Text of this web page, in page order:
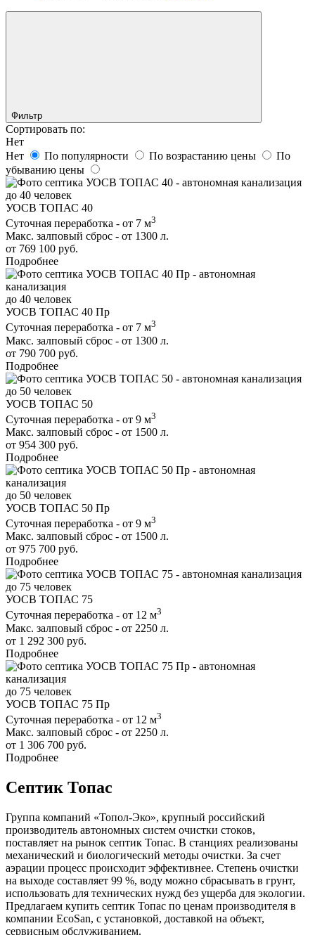
Фильтр
Сортировать по:
Нет
Нет
По популярности По возрастанию цены
По
убыванию цены
до 40 человек
УОСВ ТОПАС 40
Суточная переработка - от 7 м3
Макс. залповый сброс - от 1300 л.
от 769 100 руб.
Подробнее
до 40 человек
УОСВ ТОПАС 40 Пр
Суточная переработка - от 7 м3
Макс. залповый сброс - от 1300 л.
от 790 700 руб.
Подробнее
до 50 человек
УОСВ ТОПАС 50
Суточная переработка - от 9 м3
Макс. залповый сброс - от 1500 л.
от 954 300 руб.
Подробнее
до 50 человек
УОСВ ТОПАС 50 Пр
Суточная переработка - от 9 м3
Макс. залповый сброс - от 1500 л.
от 975 700 руб.
Подробнее
до 75 человек
УОСВ ТОПАС 75
Суточная переработка - от 12 м3
Макс. залповый сброс - от 2250 л.
от 1 292 300 руб.
Подробнее
до 75 человек
УОСВ ТОПАС 75 Пр
Суточная переработка - от 12 м3
Макс. залповый сброс - от 2250 л.
от 1 306 700 руб.
Подробнее
Септик Топас
Группа компаний «Топол-Эко», крупный российский
производитель автономных систем очистки стоков,
поставляет на рынок септик Топас. В станциях реализованы
механический и биологический методы очистки. За счет
аэрации процесс происходит эффективнее. Степень очистки
на выходе составляет 99 %, воду можно сбрасывать в грунт,
использовать для технических нужд без ущерба для экологии.
Предлагаем купить септик Топас по ценам производителя в
компании EcoSan, с установкой, доставкой на объект,
сервисным обслуживанием.